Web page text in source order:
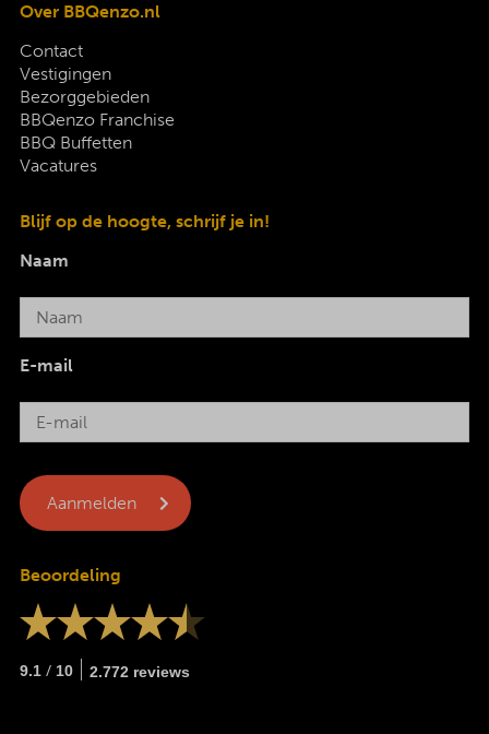
Over BBQenzo.nl
Contact
Vestigingen
Bezorggebieden
BBQenzo Franchise
BBQ Buffetten
Vacatures
Blijf op de hoogte, schrijf je in!
Naam
E-mail
Beoordeling
9.1 / 10 2.772 reviews